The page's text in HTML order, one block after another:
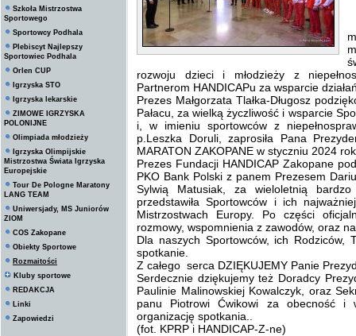
Szkoła Mistrzostwa
Sportowego
Sportowcy Podhala
Plebiscyt Najlepszy
Sportowiec Podhala
Orlen CUP
Igrzyska STO
Igrzyska lekarskie
ZIMOWE IGRZYSKA
POLONIJNE
Olimpiada młodzieży
Igrzyska Olimpijskie
Mistrzostwa Świata Igrzyska
Europejskie
Tour De Pologne Maratony
LANG TEAM
Uniwersjady, MS Juniorów
ZIOM
COS Zakopane
Obiekty Sportowe
Rozmaitości
Kluby sportowe
REDAKCJA
Linki
Zapowiedzi
rozwoju dzieci i młodzieży z
Partnerom HANDICAPu za wsparcie
Prezes Małgorzata Tlałka-Długosz
Pałacu, za wielką życzliwość i wsparcie
i, w imieniu sportowców z
p.Leszka Doruli, zaprosiła Pana
MARATON ZAKOPANE w styczniu 2024
Prezes Fundacji HANDICAP Zakopane
PKO Bank Polski z panem Prezesem
Sylwią Matusiak, za wieloletnią
przedstawiła Sportowców i ich
Mistrzostwach Europy. Po części
rozmowy, wspomnienia z zawodów, oraz
Dla naszych Sportowców, ich Rodziców,
spotkanie.
Z całego serca DZIĘKUJEMY Panie
Serdecznie dziękujemy też Doradcy
Paulinie Malinowskiej Kowalczyk, oraz
panu Piotrowi Ćwikowi za obecność i
organizację spotkania..
(fot. KPRP i HANDICAP-Z-ne)